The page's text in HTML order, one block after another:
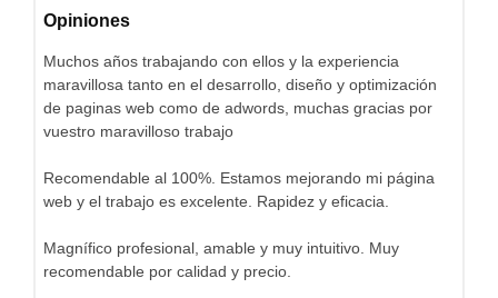
Opiniones
Muchos años trabajando con ellos y la experiencia
maravillosa tanto en el desarrollo, diseño y optimización
de paginas web como de adwords, muchas gracias por
vuestro maravilloso trabajo
Recomendable al 100%. Estamos mejorando mi página
web y el trabajo es excelente. Rapidez y eficacia.
Magnífico profesional, amable y muy intuitivo. Muy
recomendable por calidad y precio.